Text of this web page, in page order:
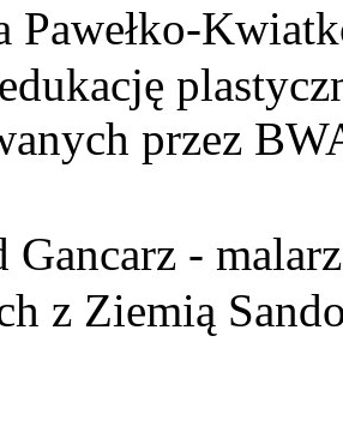
Pawełko-
przez
Gancarz -
z Ziemią